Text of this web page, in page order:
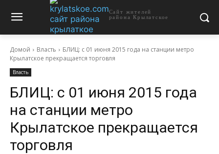
Сайт жителей
района Крылатское
Домой Власть
БЛИЦ: с 01 июня 2015 года на станции метро
Крылатское прекращается торговля
Власть
БЛИЦ: с 01 июня 2015 года
на станции метро
Крылатское прекращается
торговля